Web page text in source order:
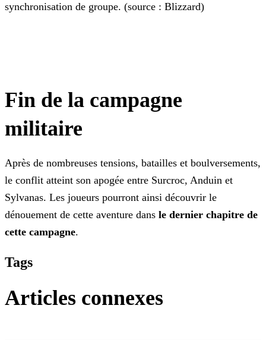
synchronisation de groupe. (source : Blizzard)
Fin de la campagne
militaire
Après de nombreuses tensions, batailles et boulversements,
le conflit atteint son apogée entre Surcroc, Anduin et
Sylvanas. Les joueurs pourront ainsi découvrir le
dénouement de cette aventure dans le dernier chapitre de
cette campagne.
Tags
Articles connexes